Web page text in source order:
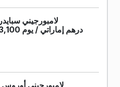
لامبورجيني سبايدر
3,100 درهم إماراتي /يوم
لامبورجيني أوروس